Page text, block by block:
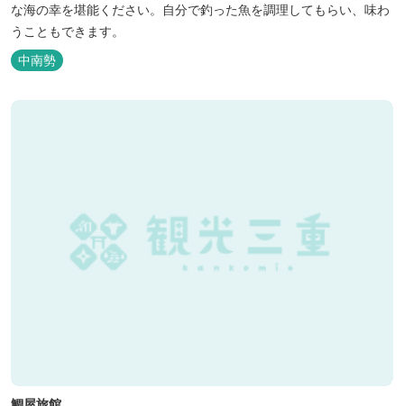
な海の幸を堪能ください。自分で釣った魚を調理してもらい、味わ
うこともできます。
中南勢